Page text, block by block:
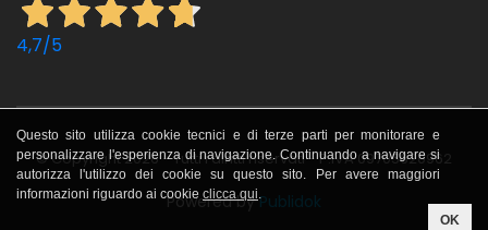
4,7/5
© Copyright 2026 - Tutti i diritti riservati - P.IVA 09705620962
Powered byPublidok
Questo sito utilizza cookie tecnici e di terze parti per monitorare e
personalizzare l'esperienza di navigazione. Continuando a navigare si
autorizza l'utilizzo dei cookie su questo sito. Per avere maggiori
informazioni riguardo ai cookie clicca qui.
OK